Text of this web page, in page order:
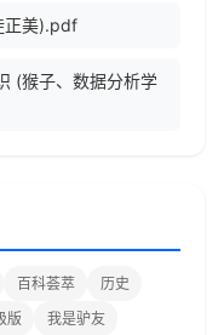
正美).pdf
(猴子、数据分析学
百科荟萃
历史
版
我是驴友